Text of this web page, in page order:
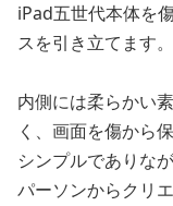
iPad五世代本体を
スを引き立てます。
内側には柔らかい
く、画面を傷から
シンプルでありな
パーソンからクリ